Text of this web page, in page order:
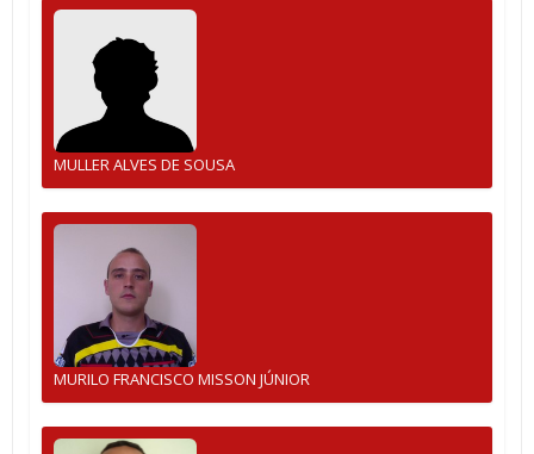
MULLER ALVES DE SOUSA
MURILO FRANCISCO MISSON JÚNIOR